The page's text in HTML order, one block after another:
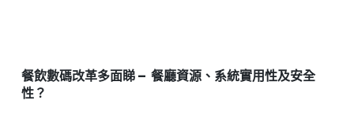
餐飲數碼改革多面睇 – 餐廳資源、系統實用性及安全
性？